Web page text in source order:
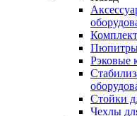
Пюпитры
Рэковые
Стойки
Чехлы